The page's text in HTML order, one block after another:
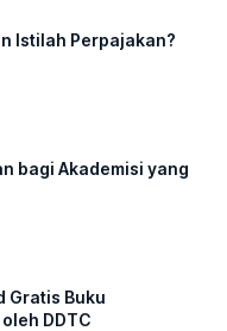
Istilah Perpajakan?
bagi Akademisi yang
Gratis Buku
DDTC